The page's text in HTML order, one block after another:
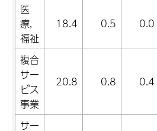
医
療,
福祉
18.4 0.5 0.0
複合
サー
ビス
事業
20.8 0.8 0.4
サー